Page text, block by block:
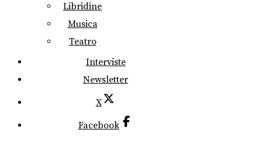
Libridine
Musica
Teatro
Interviste
Newsletter
X
Facebook